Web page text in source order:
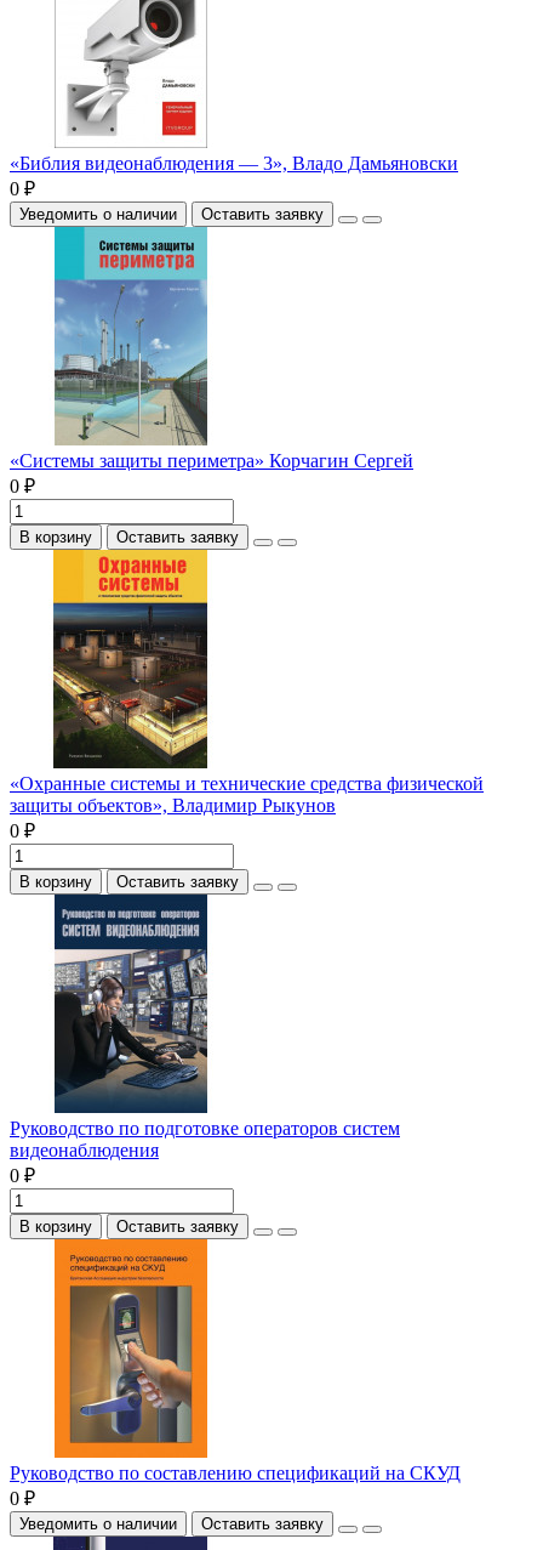
«Библия видеонаблюдения — 3», Владо Дамьяновски
0 ₽
Уведомить о наличии Оставить заявку
«Системы защиты периметра» Корчагин Сергей
0 ₽
В корзину Оставить заявку
«Охранные системы и технические средства физической
защиты объектов», Владимир Рыкунов
0 ₽
В корзину Оставить заявку
Руководство по подготовке операторов систем
видеонаблюдения
0 ₽
В корзину Оставить заявку
Руководство по составлению спецификаций на СКУД
0 ₽
Уведомить о наличии Оставить заявку